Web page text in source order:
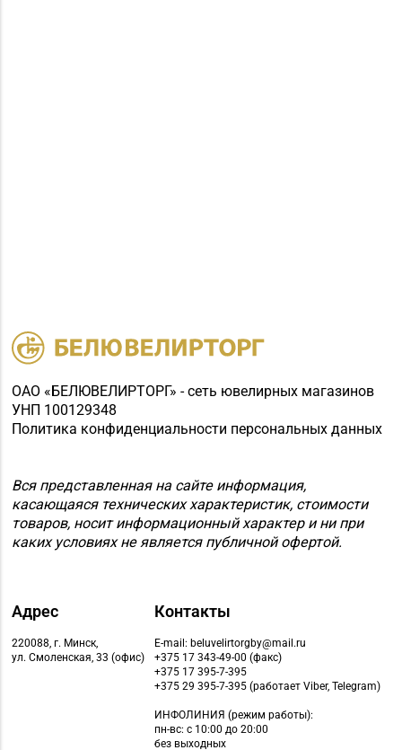
ОАО «БЕЛЮВЕЛИРТОРГ» - сеть ювелирных магазинов
УНП 100129348
Политика конфиденциальности персональных данных
Вся представленная на сайте информация,
касающаяся технических характеристик, стоимости
товаров, носит информационный характер и ни при
каких условиях не является публичной офертой.
Адрес
220088, г. Минск,
ул. Смоленская, 33 (офис)
Контакты
E-mail: beluvelirtorgby@mail.ru
+375 17 343-49-00 (факс)
+375 17 395-7-395
+375 29 395-7-395 (работает Viber, Telegram)
ИНФОЛИНИЯ (режим работы):
пн-вс: с 10:00 до 20:00
без выходных